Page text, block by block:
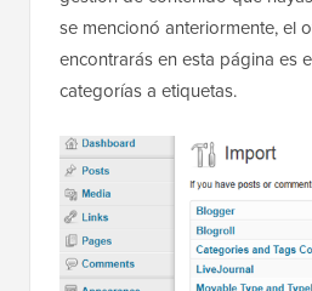
se mencionó anteriormente, el
encontrarás en esta página es
categorías a etiquetas.